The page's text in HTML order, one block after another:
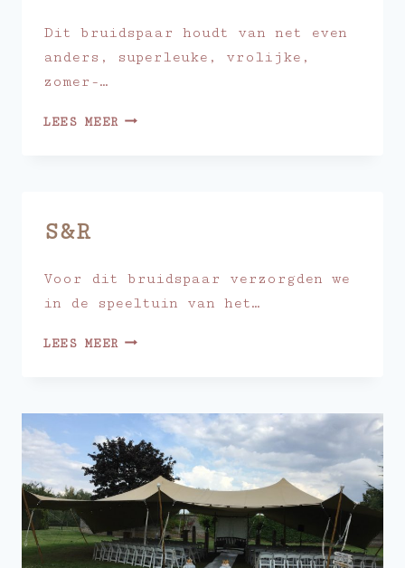
Dit bruidspaar houdt van net even
anders, superleuke, vrolijke,
zomer-…
LEES MEER M&L
S&R
Voor dit bruidspaar verzorgden we
in de speeltuin van het…
LEES MEER S&R